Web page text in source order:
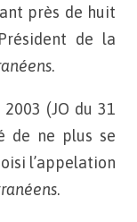
près de huit
Président de la
.
(JO du 31
de ne plus se
l’appelation
.